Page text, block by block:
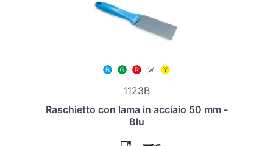
1123B
Raschietto con lama in acciaio 50 mm -
Blu